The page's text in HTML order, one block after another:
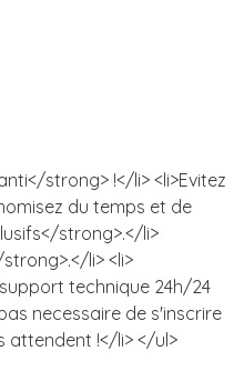
strong> !</li> <li>Evitez
du temps et de
strong>.</li>
li> <li>
technique 24h/24
necessaire de s'inscrire
attendent !</li> </ul>